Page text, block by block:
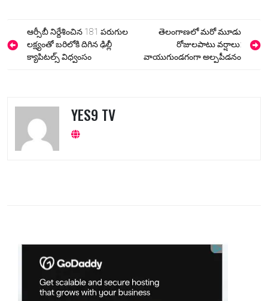
Post
navigation
ఆర్సీబీ నిర్దేశించిన 181 పరుగుల
లక్ష్యంతో బరిలోకి దిగిన ఢిల్లీ
క్యాపిటల్స్ విధ్వంసం
తెలంగాణలో మరో మూడు
రోజులపాటు వర్షాలు:
వాయుగుండగంగా అల్పపీడనం
YES9 TV